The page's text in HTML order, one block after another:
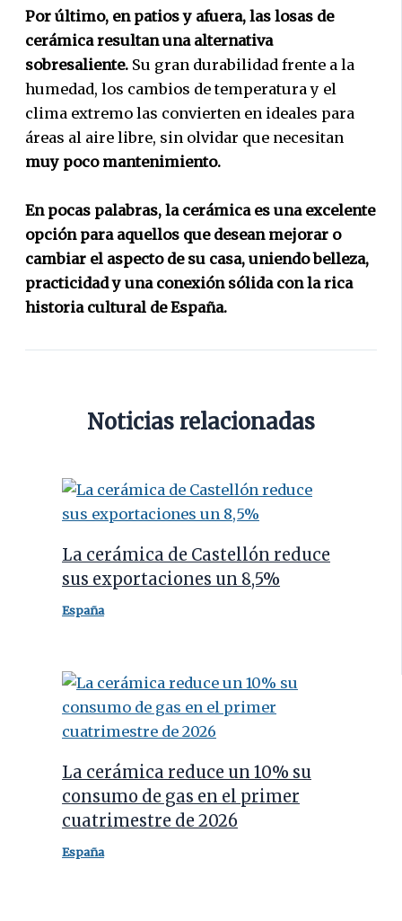
Por último, en patios y afuera, las losas de
cerámica resultan una alternativa
sobresaliente. Su gran durabilidad frente a la
humedad, los cambios de temperatura y el
clima extremo las convierten en ideales para
áreas al aire libre, sin olvidar que necesitan
muy poco mantenimiento.
En pocas palabras, la cerámica es una excelente
opción para aquellos que desean mejorar o
cambiar el aspecto de su casa, uniendo belleza,
practicidad y una conexión sólida con la rica
historia cultural de España.
Noticias relacionadas
La cerámica de Castellón reduce
sus exportaciones un 8,5%
España
La cerámica reduce un 10% su
consumo de gas en el primer
cuatrimestre de 2026
España